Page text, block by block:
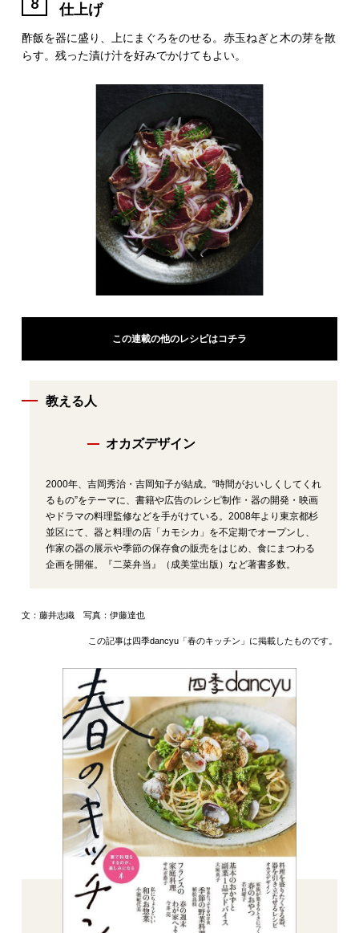
仕上げ
酢飯を器に盛り、上にまぐろをのせる。赤玉ねぎと木の芽を散
らす。残った漬け汁を好みでかけてもよい。
この連載の他のレシピはコチラ
教える人
オカズデザイン
2000年、吉岡秀治・吉岡知子が結成。“時間がおいしくしてくれ
るもの”をテーマに、書籍や広告のレシピ制作・器の開発・映画
やドラマの料理監修などを手がけている。2008年より東京都杉
並区にて、器と料理の店「カモシカ」を不定期でオープンし、
作家の器の展示や季節の保存食の販売をはじめ、食にまつわる
企画を開催。『二菜弁当』（成美堂出版）など著書多数。
文：藤井志織 写真：伊藤達也
この記事は四季dancyu「春のキッチン」に掲載したものです。